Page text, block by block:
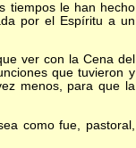
tiempos le han hecho
por el Espíritu a un
ver con la Cena del
que tuvieron y
menos, para que la
como fue, pastoral,